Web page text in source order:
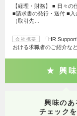
【経理・財務】 ■ 日々の
■請求書の発行・送付 ■
（取引先…
会社概要
「HR
おける求職者のご紹介な
興
興味のあ
チェック